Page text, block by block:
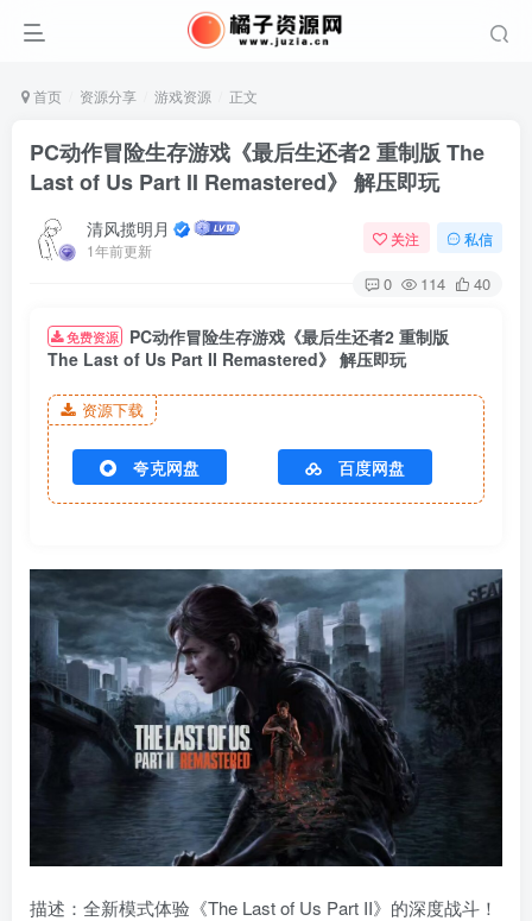
首页 资源分享 游戏资源 正文
PC动作冒险生存游戏《最后生还者2 重制版 The
Last of Us Part II Remastered》 解压即玩
清风揽明月
1年前更新
关注 私信
0 114 40
免费资源
PC动作冒险生存游戏《最后生还者2 重制版
The Last of Us Part II Remastered》 解压即玩
资源下载
夸克网盘 百度网盘
描述：全新模式体验《The Last of Us Part II》的深度战斗！